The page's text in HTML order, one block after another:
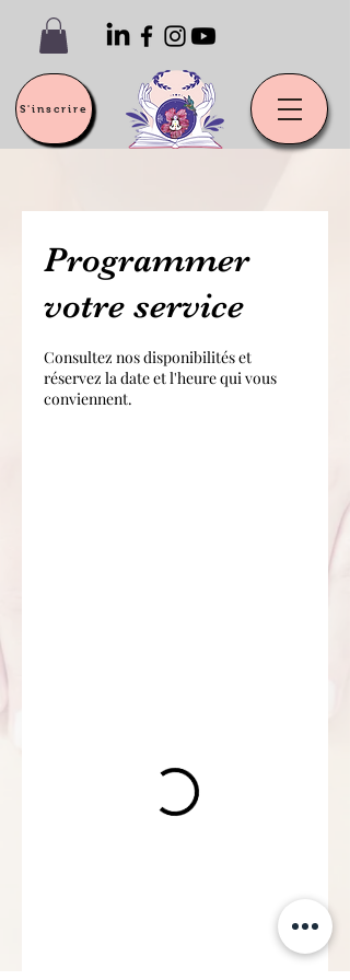
S'inscrire
Programmer
votre service
Consultez nos disponibilités et
réservez la date et l'heure qui vous
conviennent.